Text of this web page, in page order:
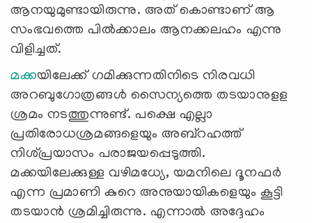
ആനയുമുണ്ടായിരുന്നു. അത് കൊണ്ടാണ് ആ
സംഭവത്തെ പില്‍ക്കാലം ആനക്കലഹം എന്നു
വിളിച്ചത്.
മക്കയിലേക്ക് ഗമിക്കുന്നതിനിടെ നിരവധി
അറബുഗോത്രങ്ങള്‍ സൈന്യത്തെ തടയാനുളള
ശ്രമം നടത്തുന്നുണ്ട്. പക്ഷെ എല്ലാ
പ്രതിരോധശ്രമങ്ങളെയും അബ്റഹത്ത്
നിശ്പ്രയാസം പരാജയപ്പെടുത്തി.
മക്കയിലേക്കുള്ള വഴിമധ്യേ, യമനിലെ ദൂനഫര്‍
എന്ന പ്രമാണി കുറെ അനുയായികളെയും കൂട്ടി
തടയാന്‍ ശ്രമിച്ചിരുന്നു.എന്നാൽ അദ്ദേഹം